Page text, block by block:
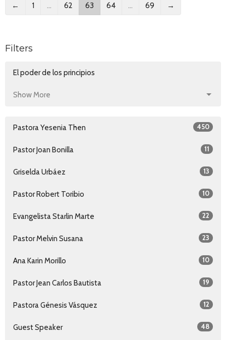
← 1 … 62 63 64 … 69 →
Filters
El poder de los principios
Show More
Pastora Yesenia Then 450
Pastor Joan Bonilla 11
Griselda Urbáez 13
Pastor Robert Toribio 10
Evangelista Starlin Marte 22
Pastor Melvin Susana 23
Ana Karin Morillo 10
Pastor Jean Carlos Bautista 19
Pastora Génesis Vásquez 12
Guest Speaker 48